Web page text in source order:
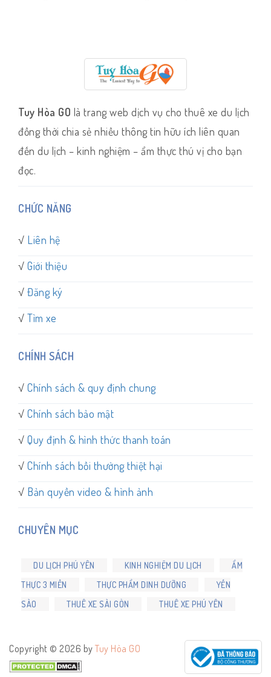
Tuy Hòa GO là trang web dịch vụ cho thuê xe du lịch
đồng thời chia sẻ nhiều thông tin hữu ích liên quan
đến du lịch – kinh nghiệm – ẩm thực thú vị cho bạn
đọc.
CHỨC NĂNG
√ Liên hệ
√ Giới thiệu
√ Đăng ký
√ Tìm xe
CHÍNH SÁCH
√ Chính sách & quy định chung
√ Chính sách bảo mật
√ Quy định & hình thức thanh toán
√ Chính sách bồi thường thiệt hại
√ Bản quyền video & hình ảnh
CHUYÊN MỤC
DU LỊCH PHÚ YÊN KINH NGHIỆM DU LỊCH
ẨM
THỰC 3 MIỀN
THỰC PHẨM DINH DƯỠNG
YẾN
SÀO
THUÊ XE SÀI GÒN THUÊ XE PHÚ YÊN
Copyright © 2026 by Tuy Hòa GO